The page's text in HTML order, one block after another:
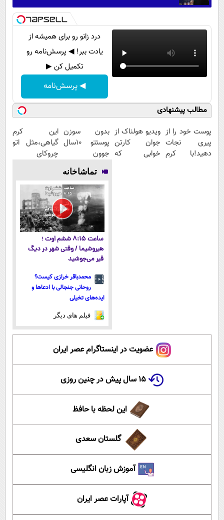
درد زانو رو برای همیشه از
یادت ببر! ◀ پرسش‌نامه رو
تکمیل کن ▶
◀ پرسش‌نامه
مطالب پیشنهادی
پوست خود را از
پیری نجات
دهید!با کرم
ویدیو هولناک از
جوان کارتن
خوابی که
بدون سوزن
پوستتو 10سال
جوون
کن50%تخفیف
پاییزی
این کرم
گیاهی،مثل اتو
چروکای
تماشاخانه
ساعت ۸:۱۵ ششم اوت ؛
هیروشیما / وقتی شهر در دیگ
قیر می‌جوشید
محمدباقر خرازی کیست؟
روحانی جنجالی با ادعاها و
ایده‌های تخیلی
فیلم های دیگر
عضویت در اینستاگرام عصر ایران
۱۵ سال پیش در چنین روزی
این لحظه با حافظ
گلستان سعدی
آموزش زبان انگلیسی
آپارات عصر ایران